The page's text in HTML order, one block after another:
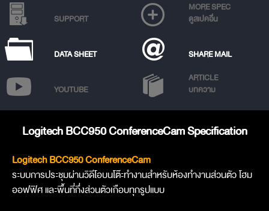
SUPPORT
MORE SPEC
ดูสเปคอื่น
DATA SHEET SHARE MAIL
YOUTUBE
ARTICLE
บทความ
Logitech BCC950 ConferenceCam Specification
Logitech BCC950 ConferenceCam
ระบบการประชุมผ่านวิดีโอบนโต๊ะทำงานสำหรับห้องทำงานส่วนตัว โฮม
ออฟฟิศ และพื้นที่กึ่งส่วนตัวเกือบทุกรูปแบบ